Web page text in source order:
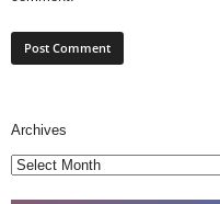
Archives